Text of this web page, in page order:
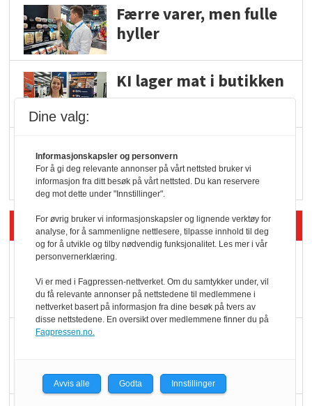
Færre varer, men fulle
hyller
KI lager mat i butikken
Q passerte 1 milliard i
Rema i 2025
Siste artikler - Økologisk
Kolonihagens norske
yoghurt: Trues av
melkemangel
hederspris
Dine valg:
Informasjonskapsler og personvern
For å gi deg relevante annonser på vårt nettsted bruker vi
informasjon fra ditt besøk på vårt nettsted. Du kan reservere
deg mot dette under "Innstillinger".
For øvrig bruker vi informasjonskapsler og lignende verktøy for
analyse, for å sammenligne nettlesere, tilpasse innhold til deg
og for å utvikle og tilby nødvendig funksjonalitet. Les mer i vår
personvernerklæring.
Vi er med i Fagpressen-nettverket. Om du samtykker under, vil
du få relevante annonser på nettstedene til medlemmene i
nettverket basert på informasjon fra dine besøk på tvers av
disse nettstedene. En oversikt over medlemmene finner du på
Fagpressen.no.
Avvis alle Godta Innstillinger